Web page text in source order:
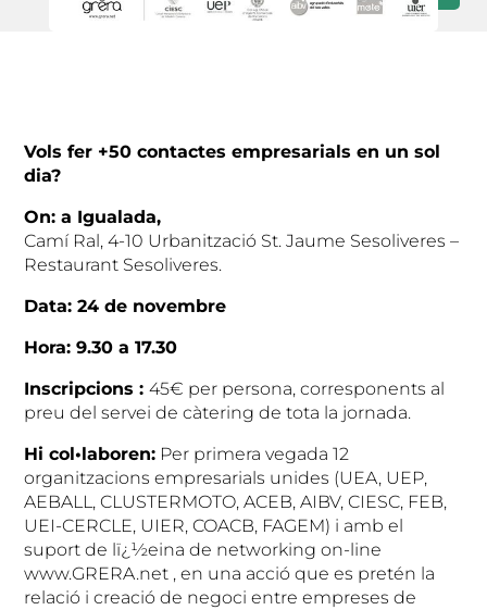
Vols fer +50 contactes empresarials en un sol
dia?
On: a Igualada,
Camí Ral, 4-10 Urbanització St. Jaume Sesoliveres –
Restaurant Sesoliveres.
Data: 24 de novembre
Hora: 9.30 a 17.30
Inscripcions :45€ per persona, corresponents al
preu del servei de càtering de tota la jornada.
Hi col•laboren: Per primera vegada 12
organitzacions empresarials unides (UEA, UEP,
AEBALL, CLUSTERMOTO, ACEB, AIBV, CIESC, FEB,
UEI-CERCLE, UIER, COACB, FAGEM) i amb el
suport de lï¿½eina de networking on-line
www.GRERA.net , en una acció que es pretén la
relació i creació de negoci entre empreses de